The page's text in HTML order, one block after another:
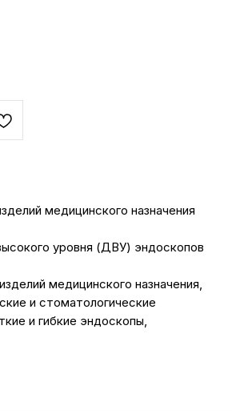
медицинского назначения
уровня (ДВУ) эндоскопов
медицинского назначения,
и стоматологические
и гибкие эндоскопы,